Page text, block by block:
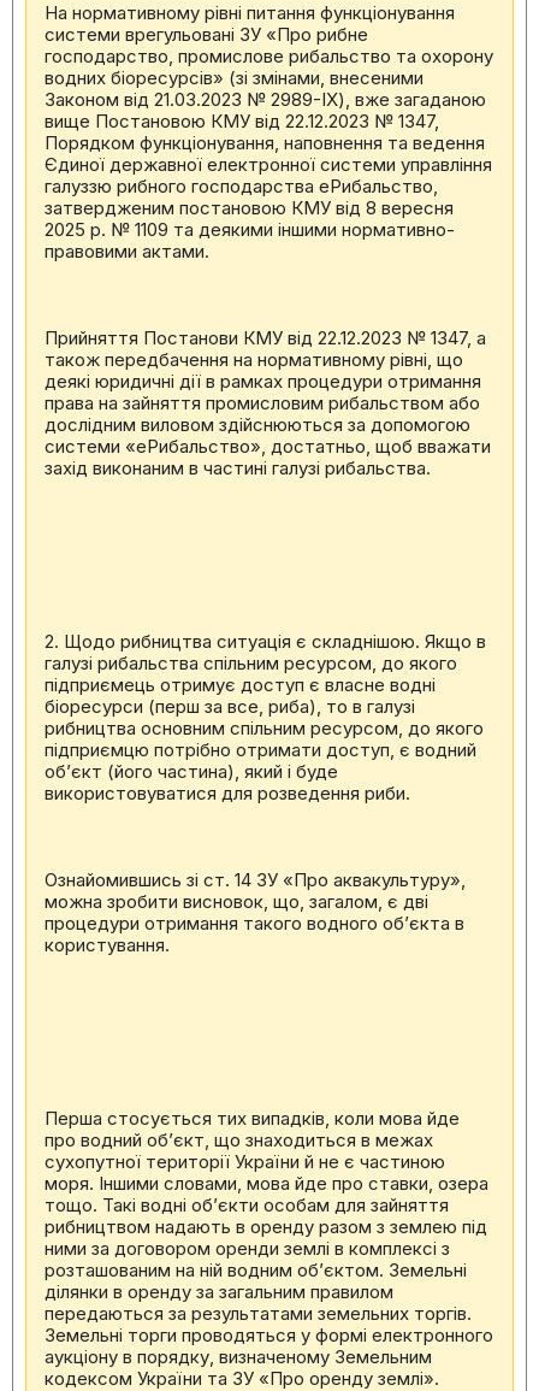
На нормативному рівні питання функціонування
системи врегульовані ЗУ «Про рибне
господарство, промислове рибальство та охорону
водних біоресурсів» (зі змінами, внесеними
Законом від 21.03.2023 № 2989-IX), вже загаданою
вище Постановою КМУ від 22.12.2023 № 1347,
Порядком функціонування, наповнення та ведення
Єдиної державної електронної системи управління
галуззю рибного господарства еРибальство,
затвердженим постановою КМУ від 8 вересня
2025 р. № 1109 та деякими іншими нормативно-
правовими актами.
Прийняття Постанови КМУ від 22.12.2023 № 1347, а
також передбачення на нормативному рівні, що
деякі юридичні дії в рамках процедури отримання
права на зайняття промисловим рибальством або
дослідним виловом здійснюються за допомогою
системи «еРибальство», достатньо, щоб вважати
захід виконаним в частині галузі рибальства.
2. Щодо рибництва ситуація є складнішою. Якщо в
галузі рибальства спільним ресурсом, до якого
підприємець отримує доступ є власне водні
біоресурси (перш за все, риба), то в галузі
рибництва основним спільним ресурсом, до якого
підприємцю потрібно отримати доступ, є водний
об’єкт (його частина), який і буде
використовуватися для розведення риби.
Ознайомившись зі ст. 14 ЗУ «Про аквакультуру»,
можна зробити висновок, що, загалом, є дві
процедури отримання такого водного об’єкта в
користування.
Перша стосується тих випадків, коли мова йде
про водний об’єкт, що знаходиться в межах
сухопутної території України й не є частиною
моря. Іншими словами, мова йде про ставки, озера
тощо. Такі водні об’єкти особам для зайняття
рибництвом надають в оренду разом з землею під
ними за договором оренди землі в комплексі з
розташованим на ній водним об’єктом. Земельні
ділянки в оренду за загальним правилом
передаються за результатами земельних торгів.
Земельні торги проводяться у формі електронного
аукціону в порядку, визначеному Земельним
кодексом України та ЗУ «Про оренду землі».